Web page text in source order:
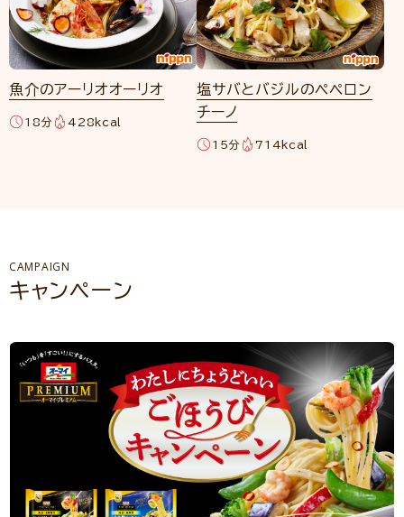
魚介のアーリオオーリオ
18分 428kcal
塩サバとバジルのペペロン
チーノ
15分 714kcal
CAMPAIGN
キャンペーン